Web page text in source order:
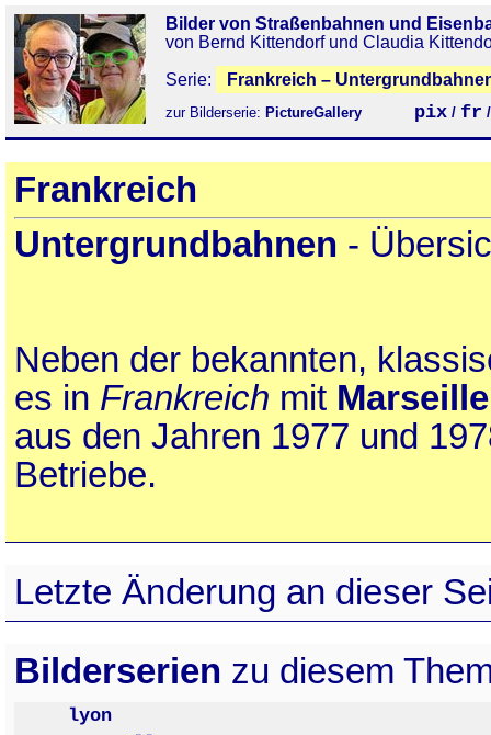
Bilder von Straßenbahnen und
von Bernd Kittendorf und Claudia
Serie:
Frankreich –
zur Bilderserie: PictureGallery pix / fr
Frankreich
Untergrundbahnen -
Neben der bekannten,
es in Frankreich mit Marseille
aus den Jahren 1977 und
Betriebe.
Letzte Änderung an dieser
Bilderserien zu diesem
lyon